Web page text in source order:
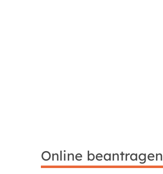
Online beantragen